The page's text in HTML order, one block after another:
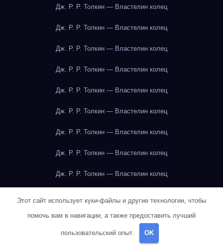
Дж. Р. Р. Толкин — Властелин колец
Дж. Р. Р. Толкин — Властелин колец
Дж. Р. Р. Толкин — Властелин колец
Дж. Р. Р. Толкин — Властелин колец
Дж. Р. Р. Толкин — Властелин колец
Дж. Р. Р. Толкин — Властелин колец
Дж. Р. Р. Толкин — Властелин колец
Дж. Р. Р. Толкин — Властелин колец
Дж. Р. Р. Толкин — Властелин колец
Дж. Р. Р. Толкин — Властелин колец
Джейн Остин — Гордость и предубеждение
Этот сайт использует куки-файлы и другие технологии, чтобы
помочь вам в навигации, а также предоставить лучший
пользовательский опыт. OK